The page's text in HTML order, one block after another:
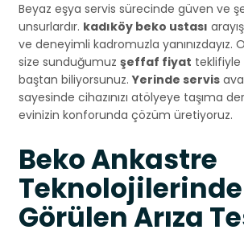
Beyaz eşya servis sürecinde güven ve
unsurlardır. kadıköy beko ustası
ve deneyimli kadromuzla yanınızdayız.
size sunduğumuz şeffaf fiyat
baştan biliyorsunuz.Yerinde servis
sayesinde cihazınızı atölyeye taşıma
evinizin konforunda çözüm üretiyoruz.
Beko Ankastre
Teknolojilerinde
Görülen Arıza